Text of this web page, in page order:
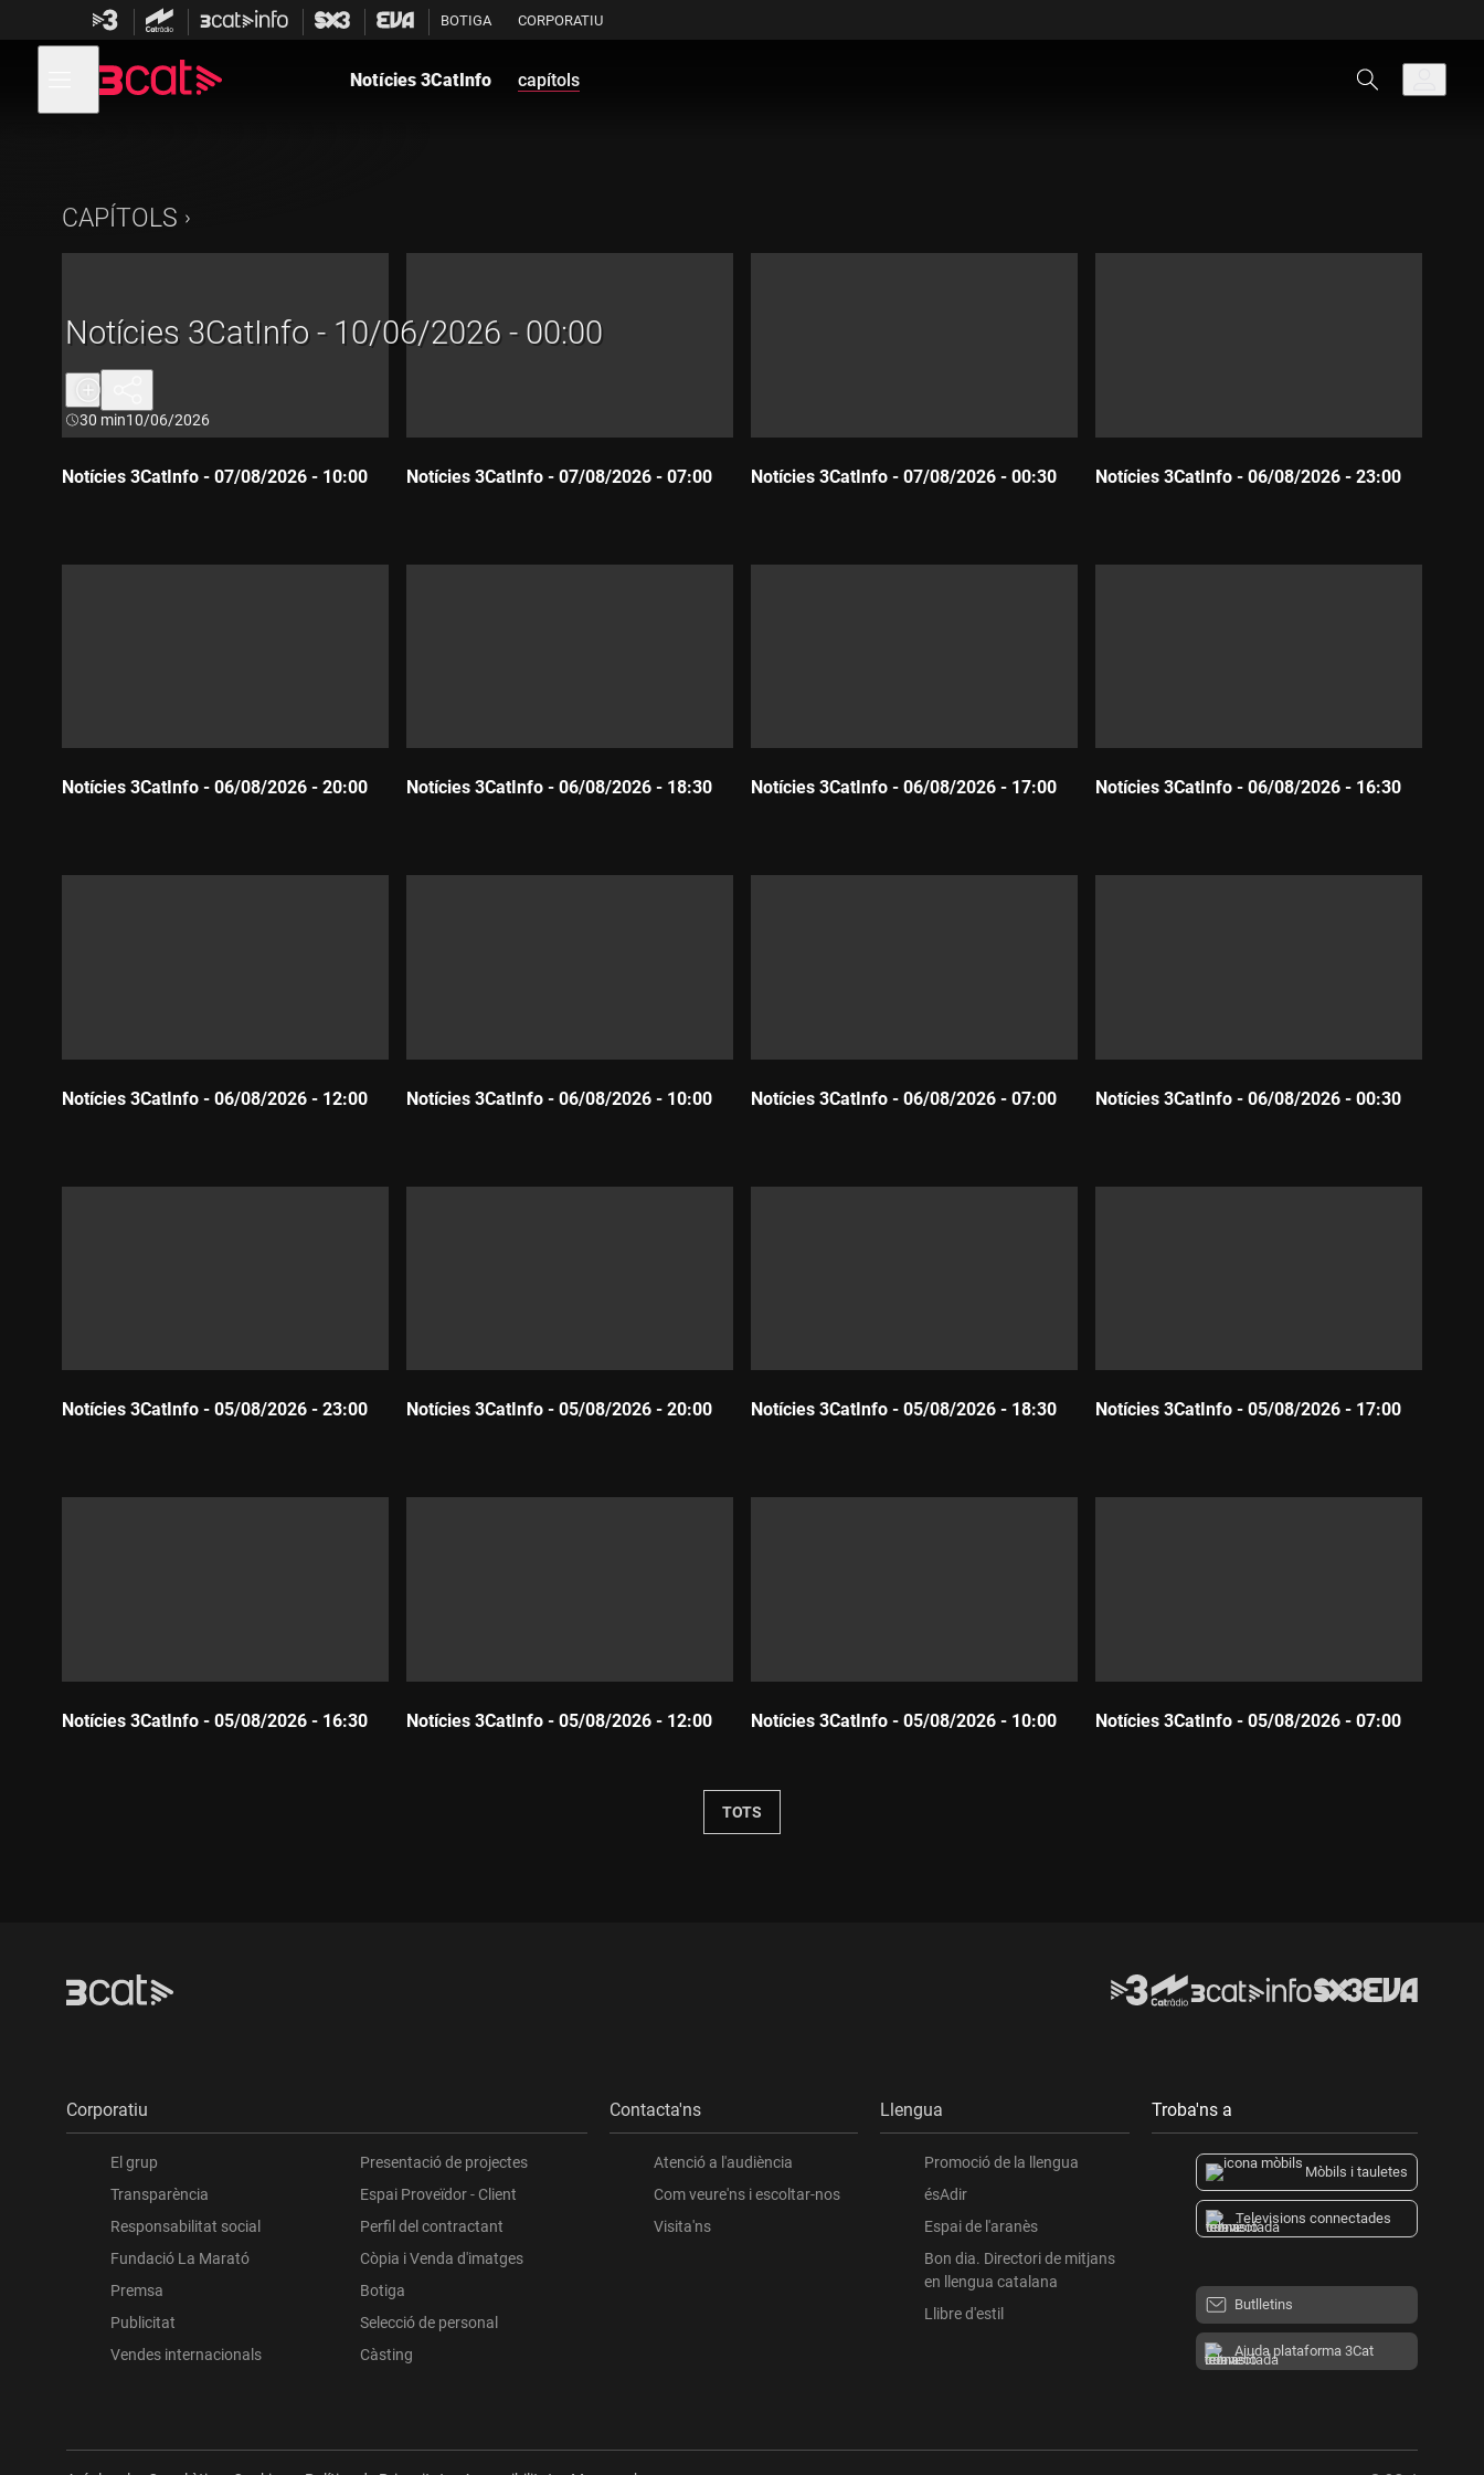
contingut
BOTIGA CORPORATIU
menú
de
Notícies 3CatInfo capítols
Notícies 3CatInfo - 10/06/2026 - 00:00
Durada:
30 min10/06/2026
CAPÍTOLS
Notícies 3CatInfo - 07/08/2026 - 10:00 Notícies 3CatInfo - 07/08/2026 - 07:00 Notícies 3CatInfo - 07/08/2026 - 00:30 Notícies 3CatInfo - 06/08/2026 - 23:00
Notícies 3CatInfo - 06/08/2026 - 20:00 Notícies 3CatInfo - 06/08/2026 - 18:30 Notícies 3CatInfo - 06/08/2026 - 17:00 Notícies 3CatInfo - 06/08/2026 - 16:30
Notícies 3CatInfo - 06/08/2026 - 12:00 Notícies 3CatInfo - 06/08/2026 - 10:00 Notícies 3CatInfo - 06/08/2026 - 07:00 Notícies 3CatInfo - 06/08/2026 - 00:30
Notícies 3CatInfo - 05/08/2026 - 23:00 Notícies 3CatInfo - 05/08/2026 - 20:00 Notícies 3CatInfo - 05/08/2026 - 18:30 Notícies 3CatInfo - 05/08/2026 - 17:00
Notícies 3CatInfo - 05/08/2026 - 16:30 Notícies 3CatInfo - 05/08/2026 - 12:00 Notícies 3CatInfo - 05/08/2026 - 10:00 Notícies 3CatInfo - 05/08/2026 - 07:00
TOTS
Corporatiu
El grup
Transparència
Responsabilitat social
Fundació La Marató
Premsa
Publicitat
Vendes internacionals
Presentació de projectes
Espai Proveïdor - Client
Perfil del contractant
Còpia i Venda d'imatges
Botiga
Selecció de personal
Càsting
Contacta'ns
Atenció a l'audiència
Com veure'ns i escoltar-nos
Visita'ns
Llengua
Promoció de la llengua
ésAdir
Espai de l'aranès
Bon dia. Directori de mitjans
en llengua catalana
Llibre d'estil
Troba'ns a
Mòbils i tauletes
Televisions connectades
Butlletins
Ajuda plataforma 3Cat